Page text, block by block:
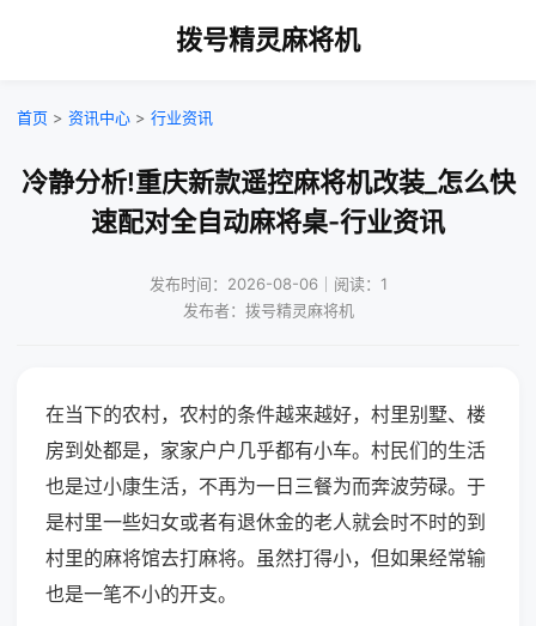
拨号精灵麻将机
首页 > 资讯中心 > 行业资讯
冷静分析!重庆新款遥控麻将机改装_怎么快
速配对全自动麻将桌-行业资讯
发布时间：2026-08-06｜阅读：1
发布者：拨号精灵麻将机
在当下的农村，农村的条件越来越好，村里别墅、楼
房到处都是，家家户户几乎都有小车。村民们的生活
也是过小康生活，不再为一日三餐为而奔波劳碌。于
是村里一些妇女或者有退休金的老人就会时不时的到
村里的麻将馆去打麻将。虽然打得小，但如果经常输
也是一笔不小的开支。